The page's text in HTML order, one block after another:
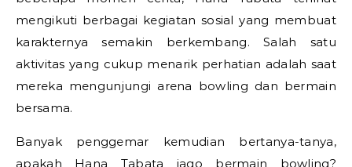
mengikuti berbagai kegiatan sosial yang membuat
karakternya semakin berkembang. Salah satu
aktivitas yang cukup menarik perhatian adalah saat
mereka mengunjungi arena bowling dan bermain
bersama.
Banyak penggemar kemudian bertanya-tanya,
apakah Hana Tabata jago bermain bowling?